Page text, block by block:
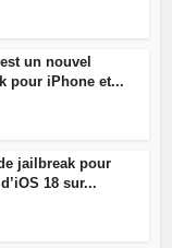
un nouvel
pour iPhone et...
jailbreak pour
18 sur...